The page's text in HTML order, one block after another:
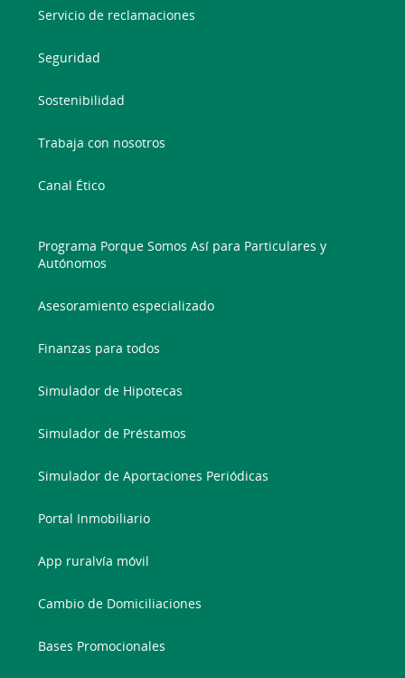
Servicio de reclamaciones
Seguridad
Sostenibilidad
Trabaja con nosotros
Canal Ético
Programa Porque Somos Así para Particulares y
Autónomos
Asesoramiento especializado
Finanzas para todos
Simulador de Hipotecas
Simulador de Préstamos
Simulador de Aportaciones Periódicas
Portal Inmobiliario
App ruralvía móvil
Cambio de Domiciliaciones
Bases Promocionales